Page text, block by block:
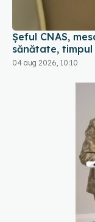
Șeful CNAS,
sănătate,
04 aug 2026, 10:10